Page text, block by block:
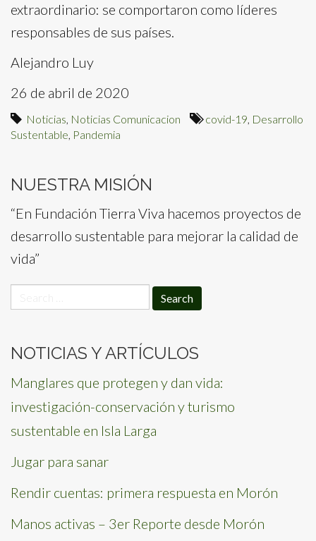
extraordinario: se comportaron como líderes
responsables de sus países.
Alejandro Luy
26 de abril de 2020
Noticias, Noticias Comunicacion covid-19, Desarrollo
Sustentable, Pandemia
NUESTRA MISIÓN
“En Fundación Tierra Viva hacemos proyectos de
desarrollo sustentable para mejorar la calidad de
vida”
for:
NOTICIAS Y ARTÍCULOS
Manglares que protegen y dan vida:
investigación-conservación y turismo
sustentable en Isla Larga
Jugar para sanar
Rendir cuentas: primera respuesta en Morón
Manos activas – 3er Reporte desde Morón